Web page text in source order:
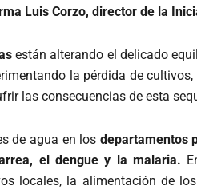
Luis Corzo, director de la
están alterando el delicado
la pérdida de
las consecuencias de esta
de agua en los departamentos
el dengue y la malaria.
locales, la alimentación de